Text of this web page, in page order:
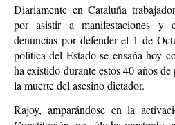
Diariamente en Cataluña
por asistir a manifestaciones y
denuncias por defender el 1 de
política del Estado se ensaña hoy
ha existido durante estos 40 años
la muerte del asesino dictador.
Rajoy, amparándose en la